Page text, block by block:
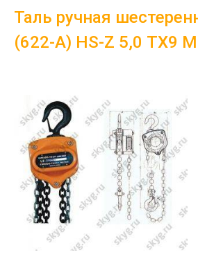
Таль ручная
(622-A) HS-Z 5,0 ТХ9 М